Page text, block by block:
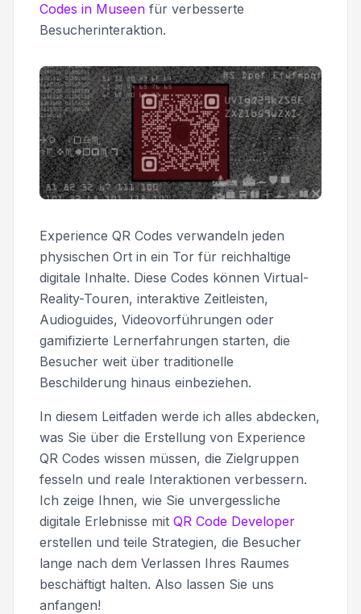
Codes in Museen für verbesserte
Besucherinteraktion.
Experience QR Codes verwandeln jeden
physischen Ort in ein Tor für reichhaltige
digitale Inhalte. Diese Codes können Virtual-
Reality-Touren, interaktive Zeitleisten,
Audioguides, Videovorführungen oder
gamifizierte Lernerfahrungen starten, die
Besucher weit über traditionelle
Beschilderung hinaus einbeziehen.
In diesem Leitfaden werde ich alles abdecken,
was Sie über die Erstellung von Experience
QR Codes wissen müssen, die Zielgruppen
fesseln und reale Interaktionen verbessern.
Ich zeige Ihnen, wie Sie unvergessliche
digitale Erlebnisse mit QR Code Developer
erstellen und teile Strategien, die Besucher
lange nach dem Verlassen Ihres Raumes
beschäftigt halten. Also lassen Sie uns
anfangen!